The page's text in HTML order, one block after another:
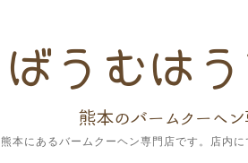
熊本にあるバームクーヘン専門店です。店内